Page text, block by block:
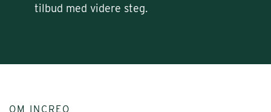
tilbud med videre steg.
OM INCREO